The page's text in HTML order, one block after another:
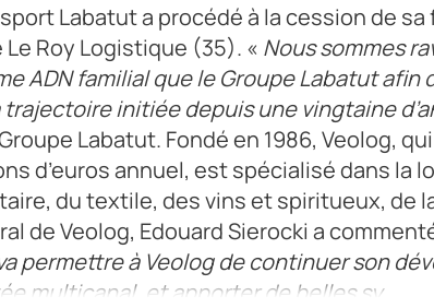
Labatut a procédé à la cession de
Roy Logistique (35). « Nous sommes
ADN familial que le Groupe Labatut afin
initiée depuis une vingtaine
Labatut. Fondé en 1986, Veolog,
d’euros annuel, est spécialisé dans la
du textile, des vins et spiritueux, de
de Veolog, Edouard Sierocki a
permettre à Veolog de continuer son
multicanal, et apporter de belles sy